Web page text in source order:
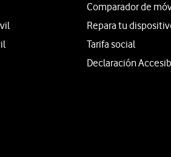
Comparador de
Repara tu
Tarifa social
Declaración